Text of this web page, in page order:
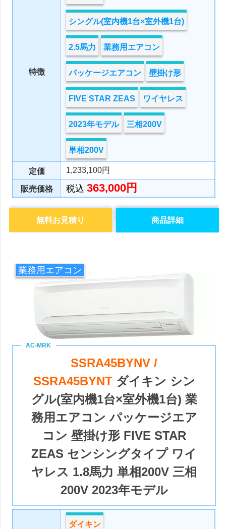
特徴
シングル(室内機1台×室外機1台)
2.5馬力 業務用エアコン
パッケージエアコン 壁掛け形
FIVE STAR ZEAS ワイヤレス
2023年モデル 三相200V
単相200V
定価 1,233,100円
販売価格 税込363,000円
商品詳細
無料お見積り
業務用エアコン
SSRA45BYNV /
SSRA45BYNT ダイキン シン
グル(室内機1台×室外機1台) 業
務用エアコン パッケージエア
コン 壁掛け形 FIVE STAR
ZEAS センシングタイプ ワイ
ヤレス 1.8馬力 単相200V 三相
200V 2023年モデル
ダイキン